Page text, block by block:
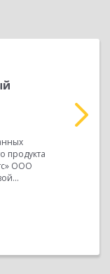
продукта
ООО
ОТЗЫВ